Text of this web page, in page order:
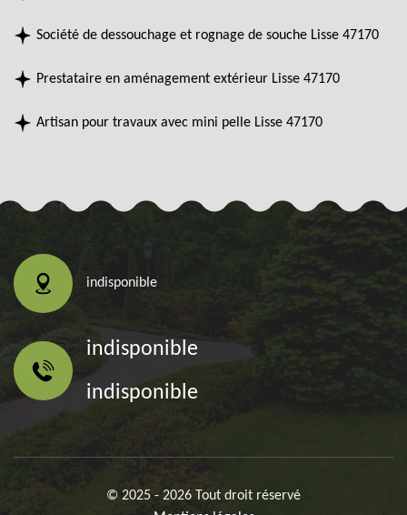
Société de dessouchage et rognage de souche Lisse 47170
Prestataire en aménagement extérieur Lisse 47170
Artisan pour travaux avec mini pelle Lisse 47170
indisponible
indisponible
indisponible
© 2025 - 2026 Tout droit réservé